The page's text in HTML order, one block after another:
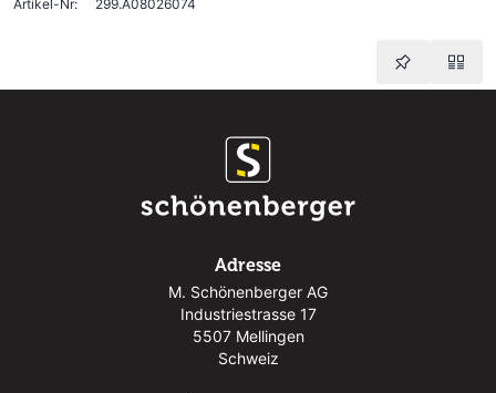
Artikel-Nr: 299.A08026074
Adresse
M. Schönenberger AG
Industriestrasse 17
5507 Mellingen
Schweiz